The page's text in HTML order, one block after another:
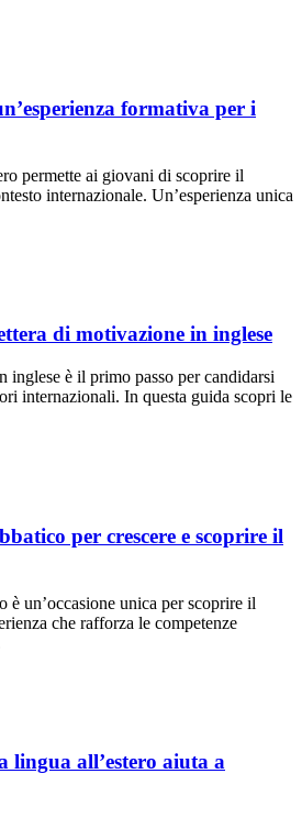
formativa per i
permette ai giovani di scoprire il
internazionale. Un’esperienza unica
di motivazione in inglese
inglese è il primo passo per candidarsi
internazionali. In questa guida scopri le
per crescere e scoprire il
è un’occasione unica per scoprire il
che rafforza le competenze
lingua all’estero aiuta a